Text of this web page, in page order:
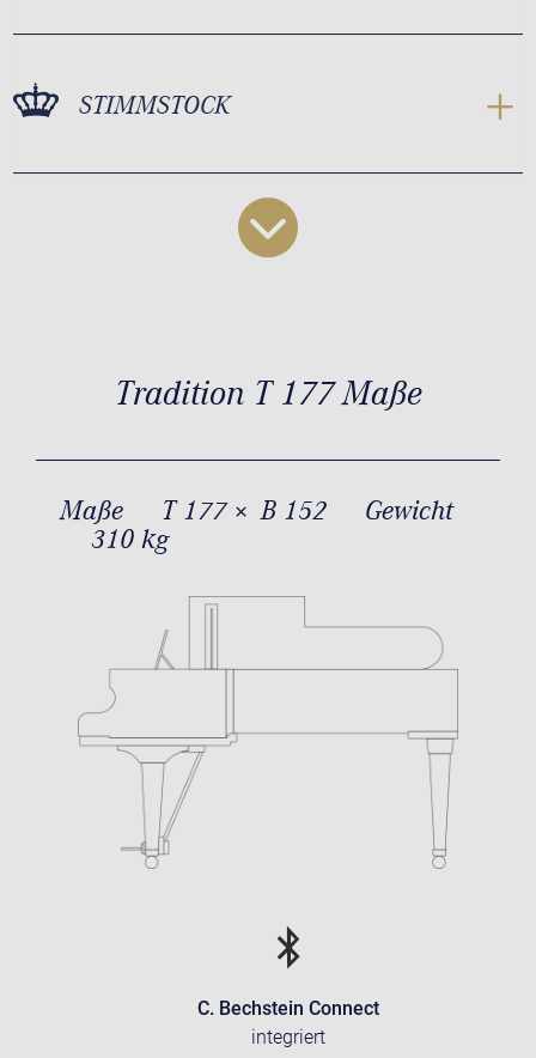
STIMMSTOCK
Tradition T 177 Maße
Maße T 177 × B 152
Gewicht
310 kg
C. Bechstein Connect
integriert